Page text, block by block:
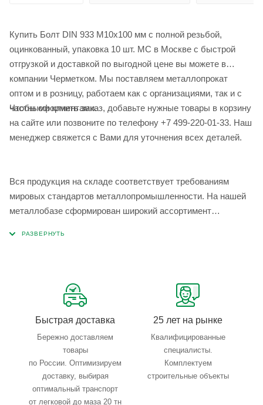
Купить Болт DIN 933 М10х100 мм с полной резьбой,
оцинкованный, упаковка 10 шт. МС в Москве с быстрой
отгрузкой и доставкой по выгодной цене вы можете в
компании Черметком. Мы поставляем металлопрокат
оптом и в розницу, работаем как с организациями, так и с
частными клиентами.
Чтобы оформить заказ, добавьте нужные товары в корзину
на сайте или позвоните по телефону +7 499-220-01-33. Наш
менеджер свяжется с Вами для уточнения всех деталей.
Вся продукция на складе соответствует требованиям
мировых стандартов металлопромышленности. На нашей
металлобазе сформирован широкий ассортимент
Быстрая доставка
Бережно доставляем
товары
по России. Оптимизируем
доставку, выбирая
оптимальный транспорт
от легковой до маза 20 тн
25 лет на рынке
Квалифицированные
специалисты.
Комплектуем
строительные объекты